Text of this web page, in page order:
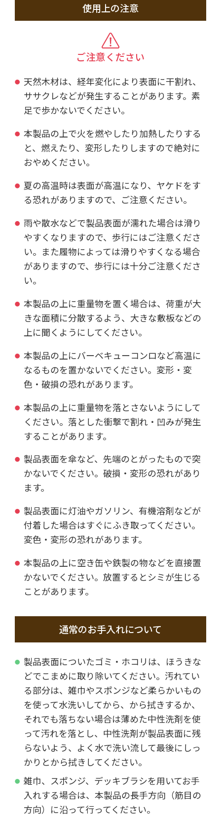
使用上の注意
ご注意ください
天然木材は、経年変化により表面に干割れ、
ササクレなどが発生することがあります。素
足で歩かないでください。
本製品の上で火を燃やしたり加熱したりする
と、燃えたり、変形したりしますので絶対に
おやめください。
夏の高温時は表面が高温になり、ヤケドをす
る恐れがありますので、ご注意ください。
雨や散水などで製品表面が濡れた場合は滑り
やすくなりますので、歩行にはご注意くださ
い。また履物によっては滑りやすくなる場合
がありますので、歩行には十分ご注意くださ
い。
本製品の上に重量物を置く場合は、荷重が大
きな面積に分散するよう、大きな敷板などの
上に聞くようにしてください。
本製品の上にバーベキューコンロなど高温に
なるものを置かないでください。変形・変
色・破損の恐れがあります。
本製品の上に重量物を落とさないようにして
ください。落とした衝撃で割れ・凹みが発生
することがあります。
製品表面を傘など、先端のとがったもので突
かないでください。破損・変形の恐れがあり
ます。
製品表面に灯油やガソリン、有機溶剤などが
付着した場合はすぐにふき取ってください。
変色・変形の恐れがあります。
本製品の上に空き缶や鉄製の物などを直接置
かないでください。放置するとシミが生じる
ことがあります。
通常のお手入れについて
製品表面についたゴミ・ホコリは、ほうきな
どでこまめに取り除いてください。汚れてい
る部分は、雑巾やスポンジなど柔らかいもの
を使って水洗いしてから、から拭きするか、
それでも落ちない場合は薄めた中性洗剤を使
って汚れを落とし、中性洗剤が製品表面に残
らないよう、よく水で洗い流して最後にしっ
かりとから拭きしてください。
雑巾、スポンジ、デッキブラシを用いてお手
入れする場合は、本製品の長手方向（筋目の
方向）に沿って行ってください。